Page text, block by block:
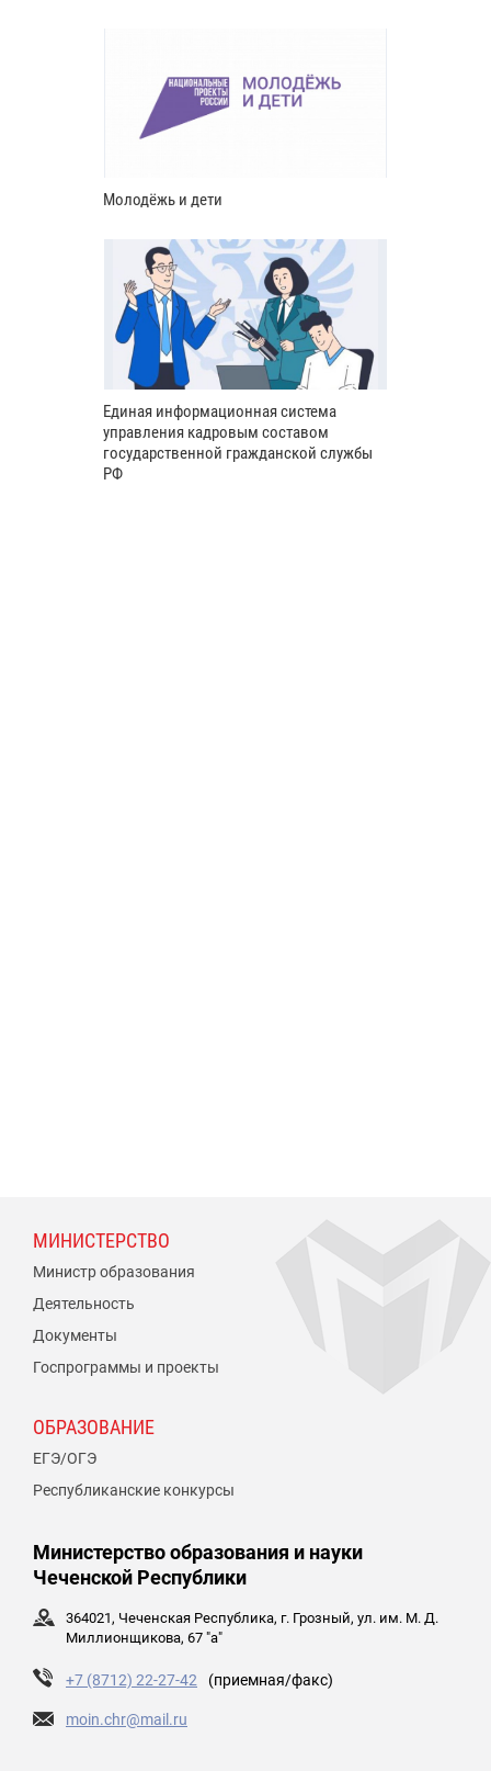
Молодёжь и дети
Единая информационная система
управления кадровым составом
государственной гражданской службы
РФ
МИНИСТЕРСТВО
Министр образования
Деятельность
Документы
Госпрограммы и проекты
ОБРАЗОВАНИЕ
ЕГЭ/ОГЭ
Республиканские конкурсы
Министерство образования и науки
Чеченской Республики
364021, Чеченская Республика, г. Грозный, ул. им. М. Д.
Миллионщикова, 67 "а"
+7 (8712) 22-27-42 (приемная/факс)
moin.chr@mail.ru